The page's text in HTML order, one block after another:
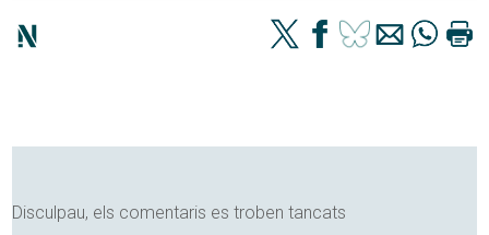
Disculpau, els comentaris es troben tancats